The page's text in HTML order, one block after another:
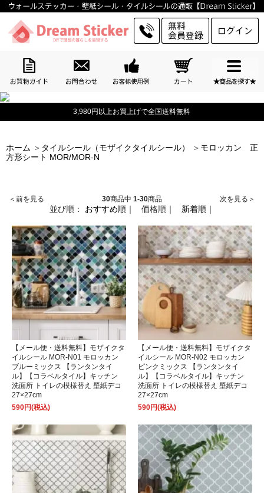
3,980円以上お買上げで全国送料無料
ホーム ＞ タイルシール（モザイクタイルシール） ＞ モロッカン 正
方形シート MOR/MOR-N
＜前を見る 30商品中 1-30商品 次を見る＞
並び順： おすすめ順 ｜ 価格順 ｜ 新着順 ｜
【メール便・送料無料】モザイクタ
イルシール MOR-N01 モロッカン
ブルーミックス 【ランタンタイ
ル】【コラベルタイル】キッチン
洗面所 トイレの模様替え 壁紙デコ
27×27cm
590円(税込)
【メール便・送料無料】モザイクタ
イルシール MOR-N02 モロッカン
ピンクミックス 【ランタンタイ
ル】【コラベルタイル】キッチン
洗面所 トイレの模様替え 壁紙デコ
27×27cm
590円(税込)